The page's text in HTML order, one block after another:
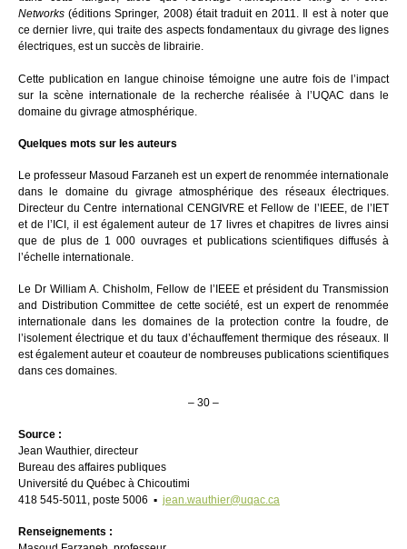
Networks (éditions Springer, 2008) était traduit en 2011. Il est à noter que
ce dernier livre, qui traite des aspects fondamentaux du givrage des lignes
électriques, est un succès de librairie.
Cette publication en langue chinoise témoigne une autre fois de l’impact
sur la scène internationale de la recherche réalisée à l’UQAC dans le
domaine du givrage atmosphérique.
Quelques mots sur les auteurs
Le professeur Masoud Farzaneh est un expert de renommée internationale
dans le domaine du givrage atmosphérique des réseaux électriques.
Directeur du Centre international CENGIVRE et Fellow de l’IEEE, de l’IET
et de l’ICI, il est également auteur de 17 livres et chapitres de livres ainsi
que de plus de 1 000 ouvrages et publications scientifiques diffusés à
l’échelle internationale.
Le Dr William A. Chisholm, Fellow de l’IEEE et président du Transmission
and Distribution Committee de cette société, est un expert de renommée
internationale dans les domaines de la protection contre la foudre, de
l’isolement électrique et du taux d’échauffement thermique des réseaux. Il
est également auteur et coauteur de nombreuses publications scientifiques
dans ces domaines.
– 30 –
Source :
Jean Wauthier, directeur
Bureau des affaires publiques
Université du Québec à Chicoutimi
418 545-5011, poste 5006 ▪ jean.wauthier@uqac.ca
Renseignements :